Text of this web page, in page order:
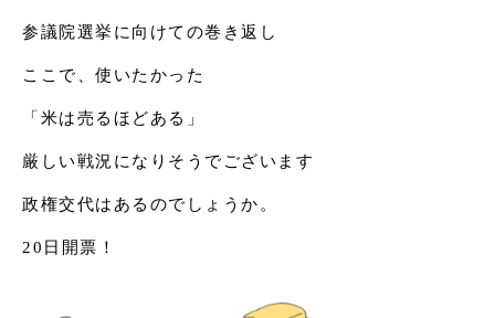
参議院選挙に向けての巻き返し
ここで、使いたかった
「米は売るほどある」
厳しい戦況になりそうでございます
政権交代はあるのでしょうか。
20日開票！